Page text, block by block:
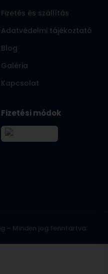
Fizetés és szállítás
Adatvédelmi tájékoztató
Blog
Galéria
Kapcsolat
Fizetési módok
– Minden jog fenntartva.